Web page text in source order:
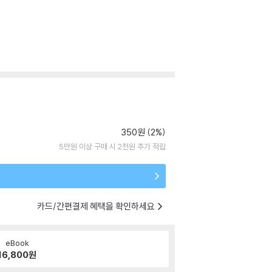
350원 (2%)
5만원 이상 구매 시 2천원 추가 적립
카드/간편결제 혜택을 확인하세요
eBook
원